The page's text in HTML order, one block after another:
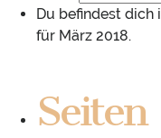
Du befindest
für März 2018.
Seiten